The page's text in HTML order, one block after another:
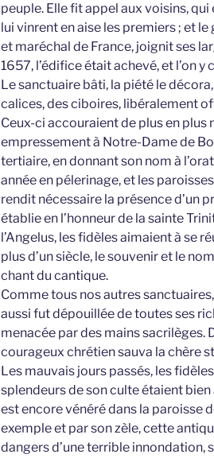
peuple. Elle fit appel aux voisins,
lui vinrent en aise les premiers ; et
et maréchal de France, joignit ses
1657, l’édifice était achevé, et l’on
Le sanctuaire bâti, la piété le
calices, des ciboires, libéralement
Ceux-ci accouraient de plus en
empressement à Notre-Dame de
tertiaire, en donnant son nom à
année en pélerinage, et les
rendit nécessaire la présence d’un
établie en l’honneur de la sainte
l’Angelus, les fidèles aimaient à se
plus d’un siècle, le souvenir et le
chant du cantique.
Comme tous nos autres
aussi fut dépouillée de toutes ses
menacée par des mains sacrilèges.
courageux chrétien sauva la chère
Les mauvais jours passés, les
splendeurs de son culte étaient
est encore vénéré dans la paroisse
exemple et par son zèle, cette
dangers d’une terrible innondation,